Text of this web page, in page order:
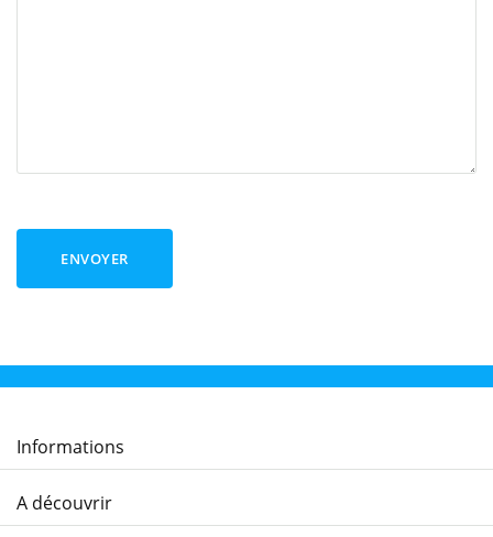
ENVOYER
Informations
A découvrir